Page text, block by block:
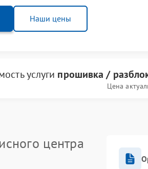
Наши цены
услуги прошивка /
Цена
центра